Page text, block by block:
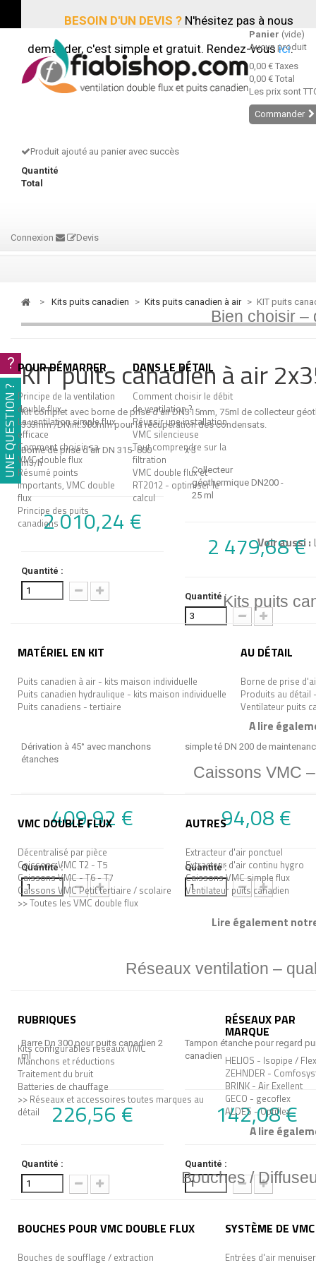
BESOIN D'UN DEVIS ?N'hésitez pas à nous
demander, c'est simple et gratuit. Rendez-vousici.
Panier (vide)
Aucun produit
0,00 € Taxes
0,00 € Total
Les prix sont
Commander
Produit ajouté au panier avec succès
Quantité
Total
Connexion Devis
Bien choisir –
POUR DÉMARRER
Principe de la ventilation
double flux
La ventilation simple flux
efficace
Comment choisir sa
VMC double flux
Résumé points
importants, VMC double
flux
Principe des puits
canadiens
DANS LE DÉTAIL
Comment choisir le débit
de ventilation ?
Réussir une installation
VMC silencieuse
Tout comprendre sur la
filtration
VMC double flux et
RT2012 - optimiser le
calcul
Voir aussi :
Kits puits
MATÉRIEL EN KIT
Puits canadien à air - kits maison individuelle
Puits canadien hydraulique - kits maison individuelle
Puits canadiens - tertiaire
AU DÉTAIL
Borne de prise
Produits au détail
Ventilateur puits
A lire
Caissons VMC
VMC DOUBLE FLUX
Décentralisé par pièce
Caissons VMC T2 - T5
Caissons VMC - T6 - T7
Caissons VMC Petit tertiaire / scolaire
>> Toutes les VMC double flux
AUTRES
Extracteur d'air ponctuel
Extracteur d'air continu hygro
Caissons VMC simple flux
Ventilateur puits canadien
Lire également
Réseaux ventilation –
RUBRIQUES
Kits configurables réseaux VMC
Manchons et réductions
Traitement du bruit
Batteries de chauffage
>> Réseaux et accessoires toutes marques au
détail
RÉSEAUX PAR
MARQUE
HELIOS - Isopipe /
ZEHNDER -
BRINK - Air Exellent
GECO - gecoflex
ALDES - Optiflex
A lire
Bouches /
BOUCHES POUR VMC DOUBLE FLUX
Bouches de soufflage / extraction
SYSTÈME DE
Entrées d'air
> kits puits canadien > kits puits canadien à air > KIT puits
KIT puits canadien à air
Kit complet avec borne de prise d'air DN315mm, 75ml de collecteur
353mm /DNint.300mm pour la récupération des condensats.
Borne de prise d'air DN 315- 600
m3/h
2 010,24 €
Quantité :
x 3
Collecteur
géothermique DN200 -
25 ml
2 479,68 €
Quantité :
Dérivation à 45° avec manchons
étanches
409,92 €
Quantité :
simple té DN 200 de
94,08 €
Quantité :
Barre Dn 300 pour puits canadien 2
ml
226,56 €
Quantité :
Tampon étanche pour regard
canadien
142,08 €
Quantité :
?
UNE QUESTION ?